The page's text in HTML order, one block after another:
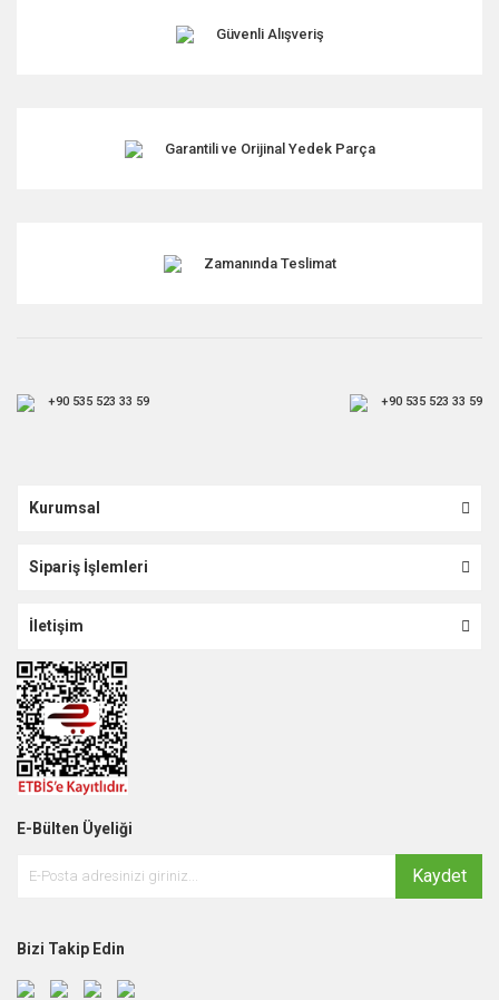
Ürün fiyatı diğer sitelerden daha pahalı.
Güvenli Alışveriş
Garantili ve Orijinal Yedek Parça
Zamanında Teslimat
+90 535 523 33 59 +90 535 523 33 59
Kurumsal
Sipariş İşlemleri
İletişim
E-Bülten Üyeliği
Kaydet
Bizi Takip Edin